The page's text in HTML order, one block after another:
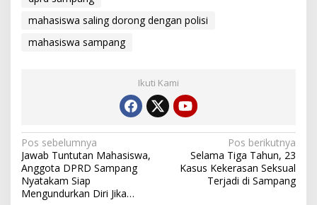
mahasiswa saling dorong dengan polisi
mahasiswa sampang
Ikuti Kami
Navigasi
pos
Pos sebelumnya
Jawab Tuntutan Mahasiswa,
Anggota DPRD Sampang
Nyatakam Siap
Mengundurkan Diri Jika…
Pos berikutnya
Selama Tiga Tahun, 23
Kasus Kekerasan Seksual
Terjadi di Sampang